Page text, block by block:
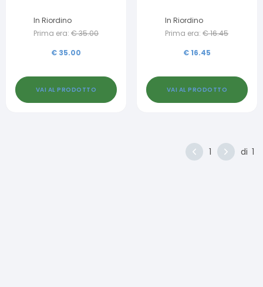
In Riordino
Prima era: €35.00
€ 35.00
VAI AL PRODOTTO
In Riordino
Prima era: €16.45
€16.45
VAI AL PRODOTTO
1 di 1